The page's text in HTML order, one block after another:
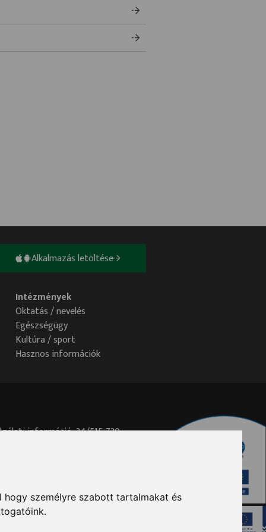
személyre szabott tartalmakat és
Alkalmazás letöltése
Intézmények
Oktatás / nevelés
Egészségügy
Kultúra / sport
Hasznos információk
információ: 34/515-730